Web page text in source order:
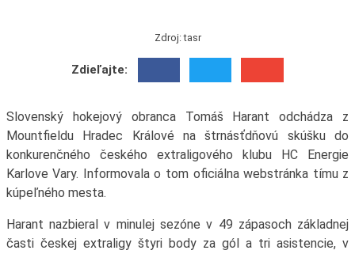
Zdroj: tasr
Zdieľajte:
Slovenský hokejový obranca Tomáš Harant odchádza z
Mountfieldu Hradec Králové na štrnásťdňovú skúšku do
konkurenčného českého extraligového klubu HC Energie
Karlove Vary. Informovala o tom oficiálna webstránka tímu z
kúpeľného mesta.
Harant nazbieral v minulej sezóne v 49 zápasoch základnej
časti českej extraligy štyri body za gól a tri asistencie, v